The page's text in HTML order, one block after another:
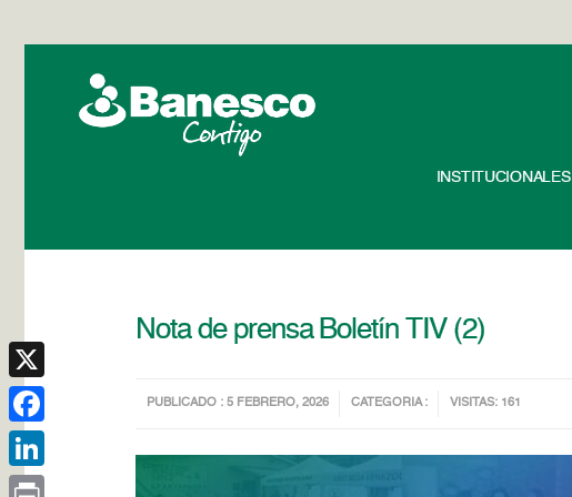
INSTITUCIONALES
Nota de prensa Boletín TIV (2)
PUBLICADO : 5 FEBRERO, 2026 CATEGORIA : VISITAS: 161
X
Facebook
LinkedIn